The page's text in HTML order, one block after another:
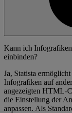
Kann ich
einbinden?
Ja, Statista
Infografiken auf
angezeigten HTML-
die Einstellung der
anpassen. Als